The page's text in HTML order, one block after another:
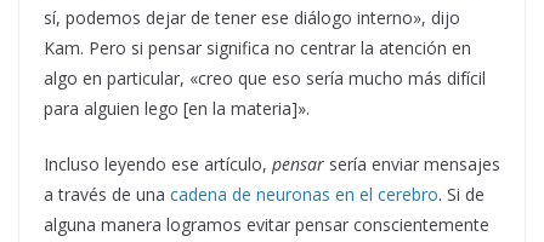
sí, podemos dejar de tener ese diálogo interno», dijo
Kam. Pero si pensar significa no centrar la atención en
algo en particular, «creo que eso sería mucho más difícil
para alguien lego [en la materia]».
Incluso leyendo ese artículo, pensar sería enviar mensajes
a través de una cadena de neuronas en el cerebro. Si de
alguna manera logramos evitar pensar conscientemente